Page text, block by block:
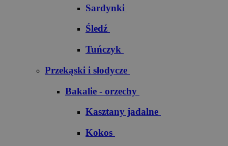
Sardynki
Śledź
Tuńczyk
Przekąski i słodycze
Bakalie - orzechy
Kasztany jadalne
Kokos